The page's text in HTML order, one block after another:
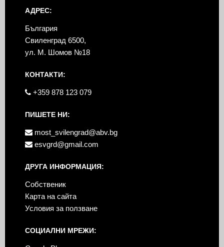
АДРЕС:
България
Свиленград 6500,
ул. М. Шомов №18
КОНТАКТИ:
+359 878 123 079
ПИШЕТЕ НИ:
most_svilengrad@abv.bg
esvgrd@gmail.com
ДРУГА ИНФОРМАЦИЯ:
Собственик
Карта на сайта
Условия за ползване
СОЦИАЛНИ МРЕЖИ: